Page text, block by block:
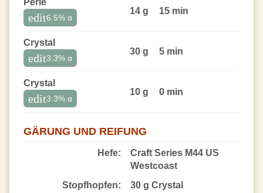
edit6.5% α
14 g 15 min
Crystal
edit3.3% α
30 g 5 min
Crystal
edit3.3% α
10 g 0 min
GÄRUNG UND REIFUNG
Hefe:
Craft Series M44 US
Westcoast
Stopfhopfen:
30 g Crystal